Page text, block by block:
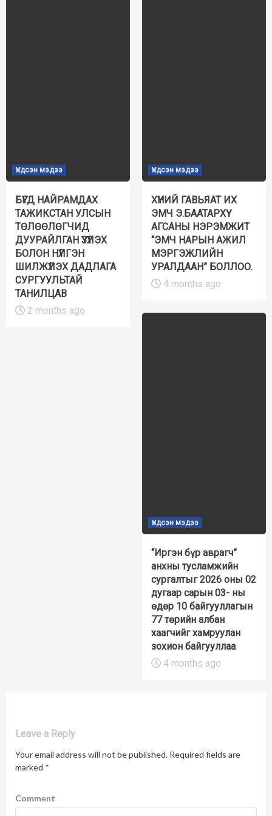
Үндсэн мэдээ
БҮГД НАЙРАМДАХ
ТАЖИКСТАН УЛСЫН
ТӨЛӨӨЛӨГЧИД
ДУУРАЙЛГАН ҮЗҮҮЛЭХ
БОЛОН НҮҮЛГЭН
ШИЛЖҮҮЛЭХ ДАДЛАГА
СУРГУУЛЬТАЙ
ТАНИЛЦАВ
2 months ago
Үндсэн мэдээ
ХҮНИЙ ГАВЬЯАТ ИХ
ЭМЧ Э.БААТАРХҮҮ
АГСАНЫ НЭРЭМЖИТ
“ЭМЧ НАРЫН АЖИЛ
МЭРГЭЖЛИЙН
УРАЛДААН” БОЛЛОО.
4 months ago
Үндсэн мэдээ
“Иргэн бүр аврагч”
анхны тусламжийн
сургалтыг 2026 оны 02
дугаар сарын 03- ны
өдөр 10 байгууллагын
77 төрийн албан
хаагчийг хамруулан
зохион байгууллаа
4 months ago
Leave a Reply
Your email address will not be published. Required fields are
marked *
Comment